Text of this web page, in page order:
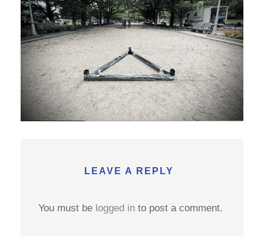
LEAVE A REPLY
You must be logged in to post a comment.